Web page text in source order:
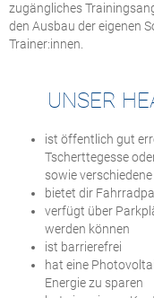
zugängliches
den Ausbau der eigenen
Trainer:innen.
UNSER
ist öffentlich gut
Tscherttegesse
sowie
bietet dir
verfügt über
werden können
ist barrierefrei
hat eine
Energie zu sparen